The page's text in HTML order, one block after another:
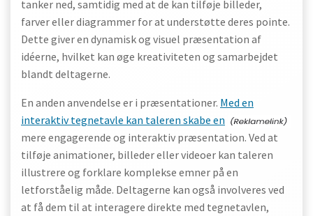
tanker ned, samtidig med at de kan tilføje billeder,
farver eller diagrammer for at understøtte deres pointe.
Dette giver en dynamisk og visuel præsentation af
idéerne, hvilket kan øge kreativiteten og samarbejdet
blandt deltagerne.
En anden anvendelse er i præsentationer. Med en
interaktiv tegnetavle kan taleren skabe en
mere engagerende og interaktiv præsentation. Ved at
tilføje animationer, billeder eller videoer kan taleren
illustrere og forklare komplekse emner på en
letforståelig måde. Deltagerne kan også involveres ved
at få dem til at interagere direkte med tegnetavlen,